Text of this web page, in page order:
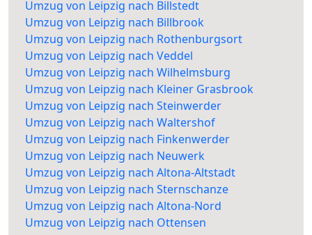
Umzug von Leipzig nach Billstedt
Umzug von Leipzig nach Billbrook
Umzug von Leipzig nach Rothenburgsort
Umzug von Leipzig nach Veddel
Umzug von Leipzig nach Wilhelmsburg
Umzug von Leipzig nach Kleiner Grasbrook
Umzug von Leipzig nach Steinwerder
Umzug von Leipzig nach Waltershof
Umzug von Leipzig nach Finkenwerder
Umzug von Leipzig nach Neuwerk
Umzug von Leipzig nach Altona-Altstadt
Umzug von Leipzig nach Sternschanze
Umzug von Leipzig nach Altona-Nord
Umzug von Leipzig nach Ottensen